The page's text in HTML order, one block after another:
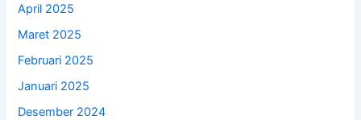
April 2025
Maret 2025
Februari 2025
Januari 2025
Desember 2024